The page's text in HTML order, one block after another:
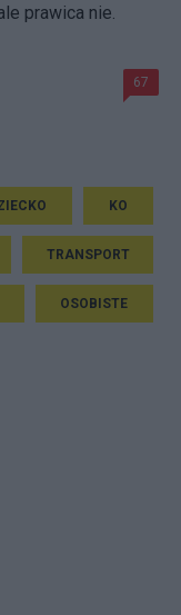
prawica nie.
67
KO
TRANSPORT
OSOBISTE